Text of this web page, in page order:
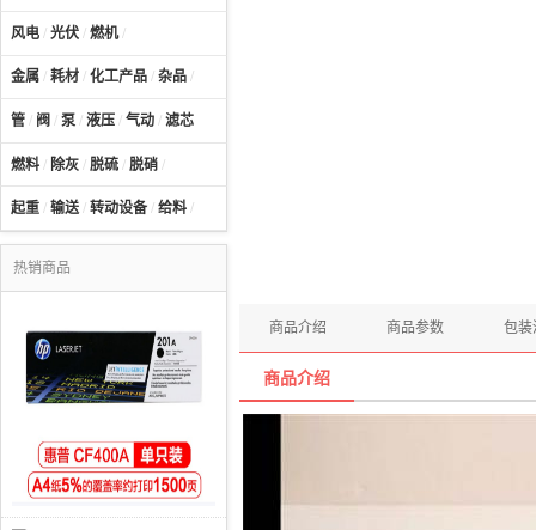
风电 / 光伏 / 燃机/
金属 / 耗材 / 化工产品 / 杂品 /
管 / 阀 / 泵 / 液压 / 气动 / 滤芯
燃料 / 除灰 / 脱硫 / 脱硝 /
起重 / 输送/ 转动设备 / 给料 /
热销商品
商品介绍 商品参数 包装
商品介绍